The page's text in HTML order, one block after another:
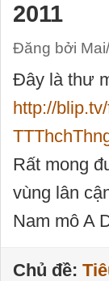
2011
Đăng bởi
Đây là thư
http://
Rất mong
vùng lân
Nam mô A
Chủ đề: